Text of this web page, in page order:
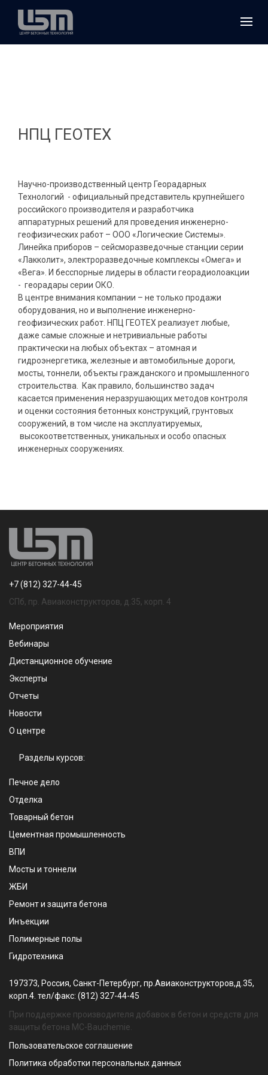
НПЦ ГЕОТЕХ
Научно-производственный центр Георадарных
Технологий - официальный представитель крупнейшего
российского производителя и разработчика
аппаратурных решений для проведения инженерно-
геофизических работ – ООО «Логические Системы».
Линейка приборов – сейсморазведочные станции серии
«Лакколит», электроразведочные комплексы «Омега» и
«Вега». И бесспорные лидеры в области георадиолоакции
- георадары серии ОКО.
В центре внимания компании – не только продажи
оборудования, но и выполнение инженерно-
геофизических работ. НПЦ ГЕОТЕХ реализует любые,
даже самые сложные и нетривиальные работы
практически на любых объектах – атомная и
гидроэнергетика, железные и автомобильные дороги,
мосты, тоннели, объекты гражданского и промышленного
строительства. Как правило, большинство задач
касается применения неразрушающих методов контроля
и оценки состояния бетонных конструкций, грунтовых
сооружений, в том числе на эксплуатируемых,
высокоответственных, уникальных и особо опасных
инженерных сооружениях.
+7 (812) 327-44-45
СПб, пр. Авиаконструкторов, д.35, корп. 4
Мероприятия
Вебинары
Дистанционное обучение
Эксперты
Отчеты
Новости
О центре
Разделы курсов:
Печное дело
Отделка
Товарный бетон
Цементная промышленность
ВПИ
Мосты и тоннели
ЖБИ
Ремонт и защита бетона
Инъекции
Полимерные полы
Гидротехника
197373, Россия, Санкт-Петербург, пр.Авиаконструкторов,д.35,
корп.4. тел/факс: (812) 327-44-45
При поддержке производителя добавок в бетон и средств для
защиты бетона MC-Bauchemie.
Пользовательское соглашение
Политика обработки персональных данных